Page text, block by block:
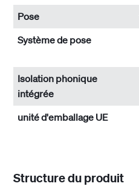
Pose
Système de pose
Isolation phonique
intégrée
unité d'emballage UE
Structure du produit